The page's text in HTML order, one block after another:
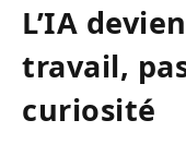
L’IA
travail,
curiosité